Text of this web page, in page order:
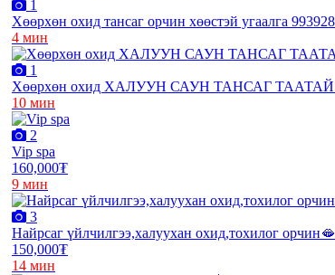
1
Хөөрхөн охид тансаг орчин хөөстэй угаалга
4 мин
1
Хөөрхөн охид ХАЛУУН САУН ТАНСАГ
10 мин
2
Vip spa
160,000₮
9 мин
3
Найрсаг үйлчилгээ,халуухан охид,тохилог
150,000₮
14 мин